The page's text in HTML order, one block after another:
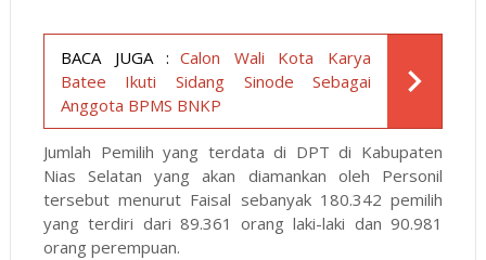
BACA JUGA : Calon Wali Kota Karya
Batee Ikuti Sidang Sinode Sebagai
Anggota BPMS BNKP
Jumlah Pemilih yang terdata di DPT di Kabupaten
Nias Selatan yang akan diamankan oleh Personil
tersebut menurut Faisal sebanyak 180.342 pemilih
yang terdiri dari 89.361 orang laki-laki dan90.981
orang perempuan.